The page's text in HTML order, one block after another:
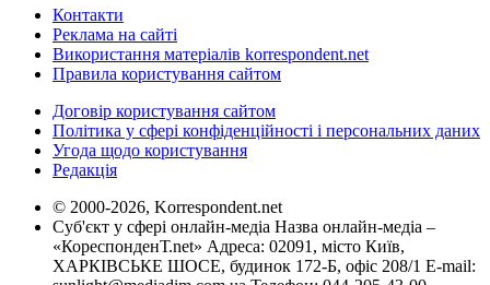
Контакти
Реклама на сайті
Використання матеріалів korrespondent.net
Правила користування сайтом
Договір користування сайтом
Політика у сфері конфіденційності і персональних даних
Угода щодо користування
Редакція
© 2000-2026, Korrespondent.net
Суб'єкт у сфері онлайн-медіа Назва онлайн-медіа –
«КореспонденТ.net» Адреса: 02091, місто Київ,
ХАРКІВСЬКЕ ШОСЕ, будинок 172-Б, офіс 208/1 E-mail: